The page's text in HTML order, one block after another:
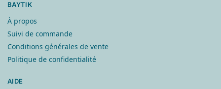
BAYTIK
À propos
Suivi de commande
Conditions générales de vente
Politique de confidentialité
AIDE